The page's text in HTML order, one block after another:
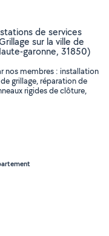
de services
sur la ville de
garonne, 31850)
nos membres : installation
grillage, réparation de
rigides de clôture,